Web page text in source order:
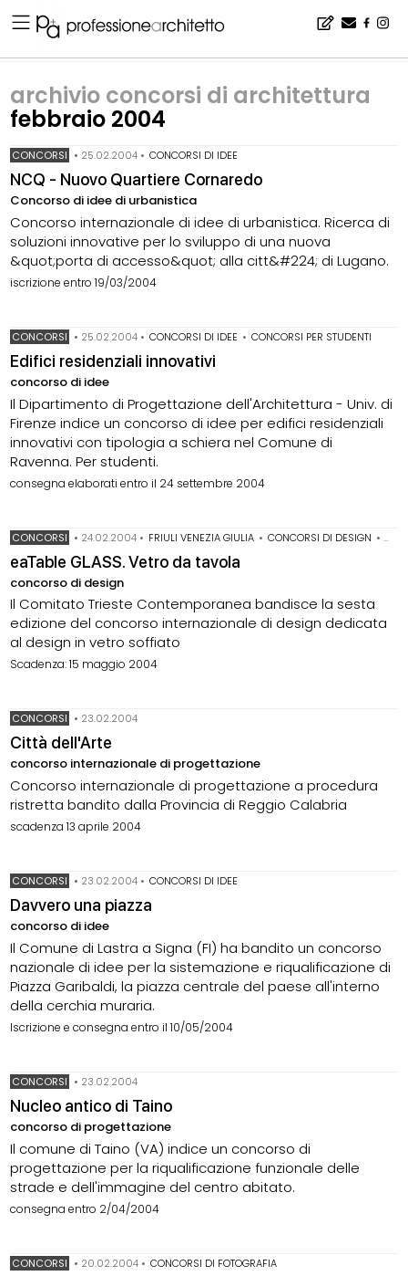
archivio concorsi di architettura
febbraio 2004
CONCORSI • 25.02.2004 • CONCORSI DI IDEE
NCQ - Nuovo Quartiere Cornaredo
Concorso di idee di urbanistica
Concorso internazionale di idee di urbanistica. Ricerca di
soluzioni innovative per lo sviluppo di una nuova
&quot;porta di accesso&quot; alla citt&#224; di Lugano.
iscrizione entro 19/03/2004
CONCORSI • 25.02.2004 • CONCORSI DI IDEE • CONCORSI PER STUDENTI
Edifici residenziali innovativi
concorso di idee
Il Dipartimento di Progettazione dell'Architettura - Univ. di
Firenze indice un concorso di idee per edifici residenziali
innovativi con tipologia a schiera nel Comune di
Ravenna. Per studenti.
consegna elaborati entro il 24 settembre 2004
CONCORSI • 24.02.2004 • FRIULI VENEZIA GIULIA • CONCORSI DI DESIGN •
eaTable GLASS. Vetro da tavola
concorso di design
Il Comitato Trieste Contemporanea bandisce la sesta
edizione del concorso internazionale di design dedicata
al design in vetro soffiato
Scadenza: 15 maggio 2004
CONCORSI • 23.02.2004
Città dell'Arte
concorso internazionale di progettazione
Concorso internazionale di progettazione a procedura
ristretta bandito dalla Provincia di Reggio Calabria
scadenza 13 aprile 2004
CONCORSI • 23.02.2004 • CONCORSI DI IDEE
Davvero una piazza
concorso di idee
Il Comune di Lastra a Signa (FI) ha bandito un concorso
nazionale di idee per la sistemazione e riqualificazione di
Piazza Garibaldi, la piazza centrale del paese all'interno
della cerchia muraria.
Iscrizione e consegna entro il 10/05/2004
CONCORSI • 23.02.2004
Nucleo antico di Taino
concorso di progettazione
Il comune di Taino (VA) indice un concorso di
progettazione per la riqualificazione funzionale delle
strade e dell'immagine del centro abitato.
consegna entro 2/04/2004
CONCORSI • 20.02.2004 • CONCORSI DI FOTOGRAFIA